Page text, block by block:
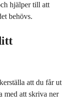
hjälper till att
behövs.
att du får ut
med att skriva ner